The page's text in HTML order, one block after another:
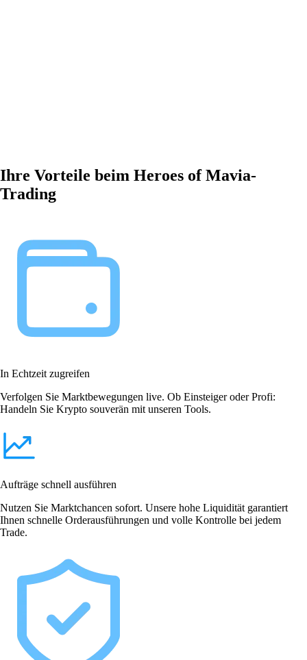
Ihre Vorteile beim Heroes of Mavia-
Trading
In Echtzeit zugreifen
Verfolgen Sie Marktbewegungen live. Ob Einsteiger oder Profi:
Handeln Sie Krypto souverän mit unseren Tools.
Aufträge schnell ausführen
Nutzen Sie Marktchancen sofort. Unsere hohe Liquidität garantiert
Ihnen schnelle Orderausführungen und volle Kontrolle bei jedem
Trade.